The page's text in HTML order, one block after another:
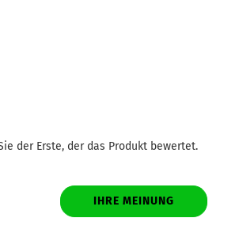
der Erste, der das Produkt bewertet.
IHRE MEINUNG